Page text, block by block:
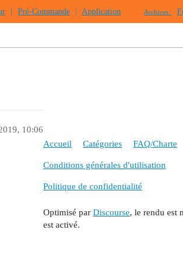
Pré-Commande Application Archives :
10:06
Accueil Catégories FAQ/Charte
Conditions générales d'utilisation
Politique de confidentialité
Optimisé par Discourse, le rendu est
est activé.